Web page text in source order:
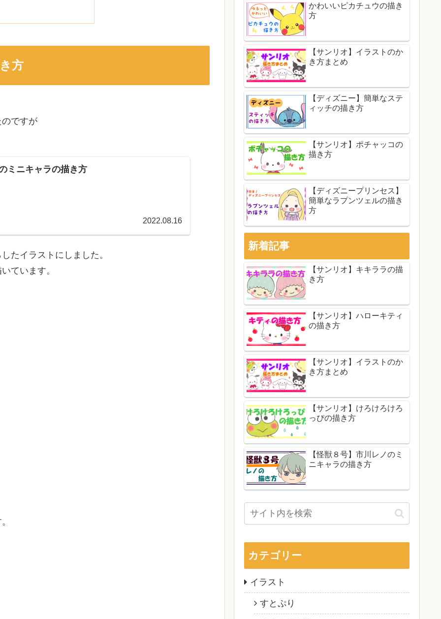
方
ですが
ミニキャラの描き方
2022.08.16
たイラストにしました。
ています。
かわいいピカチュウの描き
方
【サンリオ】イラストのか
き方まとめ
【ディズニー】簡単なステ
ィッチの描き方
【サンリオ】ポチャッコの
描き方
【ディズニープリンセス】
簡単なラプンツェルの描き
方
新着記事
【サンリオ】キキララの描
き方
【サンリオ】ハローキティ
の描き方
【サンリオ】イラストのか
き方まとめ
【サンリオ】けろけろけろ
っぴの描き方
【怪獣８号】市川レノのミ
ニキャラの描き方
カテゴリー
イラスト
すとぷり